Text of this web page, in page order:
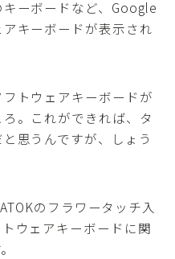
ーボードなど、Google
キーボードが表示され
トウェアキーボードが
。これができれば、タ
思うんですが、しょう
のフラワータッチ入
ウェアキーボードに関